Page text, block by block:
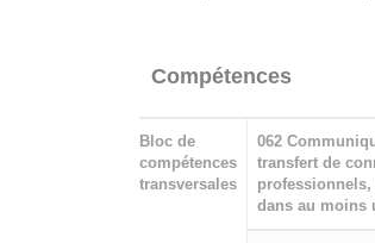
Compétences
Bloc de
compétences
transversales
062
transfert de
dans au moins